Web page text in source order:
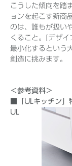
こうした傾向を踏
ョンを起こす新商
のは、誰もが扱い
くること。[デザ
最小化するという
創造に挑みます。
＜参考資料＞
■「ULキッチン」
UL